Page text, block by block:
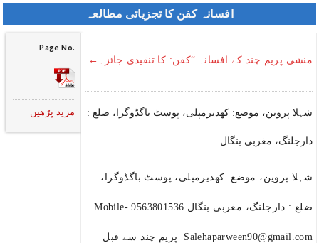
افسانہ کفن کا تجزیاتی مطالعہ
منشی پریم چند کے افسانہ “کفن: کا تنقیدی جائزہ←
شہلا پروین، موضع: کھدیرمپلی، پوسٹ باگڈوگرا، ضلع :
دارجلنگ، مغربی بنگال
شہلا پروین، موضع: کھدیرمپلی، پوسٹ باگڈوگرا،
ضلع : دارجلنگ، مغربی بنگال Mobile- 9563801536
Salehaparween90@gmail.com پریم چند سے قبل
Page No.
مزید پڑھیں